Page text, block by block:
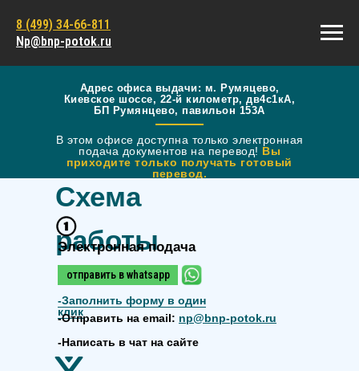
8 (499) 34-66-811
Np@bnp-potok.ru
Адрес офиса выдачи: м. Румяцево,
Киевское шоссе, 22-й километр, дв4с1кА,
БП Румянцево, павильон 153А
В этом офисе доступна только электронная
подача документов на перевод! Вы
приходите только получать готовый
перевод.
отправить в whatsapp
Схема
работы
Электронная подача
-Заполнить форму в один
клик
-Отправить на email: np@bnp-potok.ru
-Написать в чат на сайте